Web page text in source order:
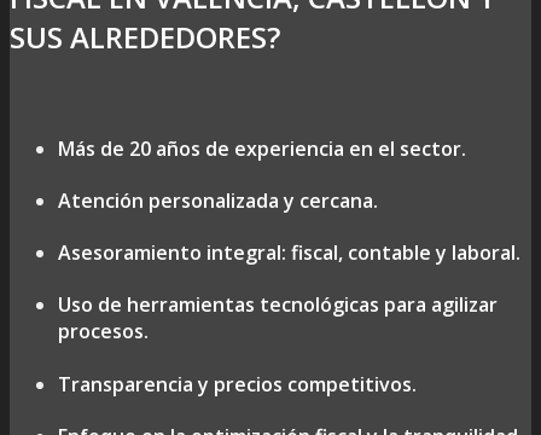
SUS ALREDEDORES?
Más de 20 años de experiencia en el sector.
Atención personalizada y cercana.
Asesoramiento integral: fiscal, contable y laboral.
Uso de herramientas tecnológicas para agilizar
procesos.
Transparencia y precios competitivos.